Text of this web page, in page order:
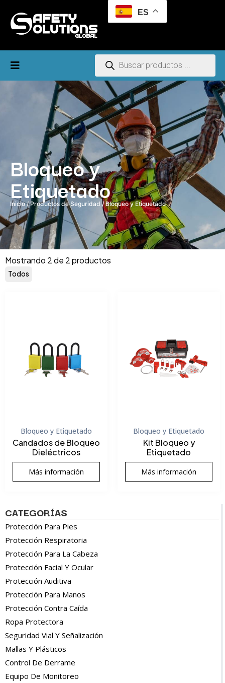
ES
Bloqueo y
Etiquetado
Inicio/Productos de Seguridad / Bloqueo y Etiquetado
CATEGORÍAS
Protección Para Pies
Protección Respiratoria
Protección Para La Cabeza
Protección Facial Y Ocular
Protección Auditiva
Protección Para Manos
Protección Contra Caída
Ropa Protectora
Seguridad Vial Y Señalización
Mallas Y Plásticos
Control De Derrame
Equipo De Monitoreo
Mostrando 2 de 2 productos
Todos
Bloqueo y Etiquetado
Candados de Bloqueo
Dieléctricos
Más información
Bloqueo y Etiquetado
Kit Bloqueo y
Etiquetado
Más información